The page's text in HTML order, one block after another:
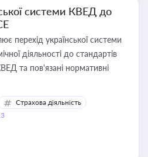
системи КВЕД до
перехід української системи
діяльності до стандартів
та пов'язані нормативні
Страхова діяльність